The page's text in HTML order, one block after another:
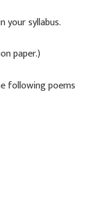
your syllabus.
paper.)
following poems